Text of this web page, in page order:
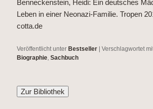
Benneckenstein, Heidi: Ein deutsches
Leben in einer Neonazi-Familie. Tropen
cotta.de
Veröffentlicht unter Bestseller |Verschlagwortet
Biographie ,Sachbuch